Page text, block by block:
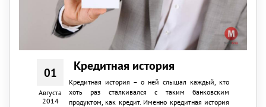
01
Августа
2014
Кредитная история
Кредитная история – о ней слышал каждый, кто
хоть раз сталкивался с таким банковским
продуктом, как кредит. Именно кредитная история